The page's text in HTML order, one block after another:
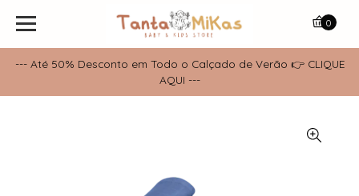
--- Até 50% Desconto em Todo o Calçado de Verão 👉 CLIQUE
AQUI ---
0